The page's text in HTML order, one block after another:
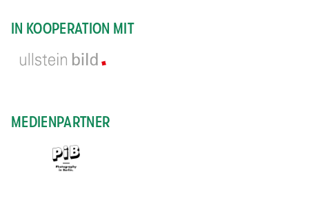
IN KOOPERATION MIT
MEDIENPARTNER